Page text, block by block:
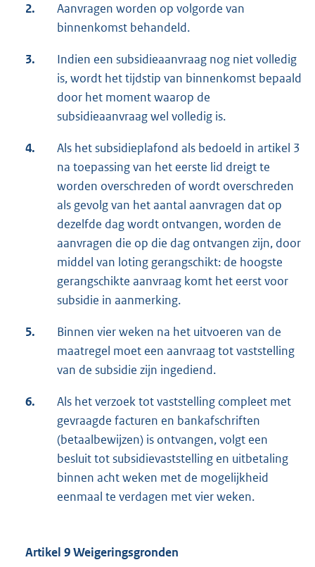
2.
Aanvragen worden op volgorde van
binnenkomst behandeld.
3.
Indien een subsidieaanvraag nog niet volledig
is, wordt het tijdstip van binnenkomst bepaald
door het moment waarop de
subsidieaanvraag wel volledig is.
4.
Als het subsidieplafond als bedoeld in artikel 3
na toepassing van het eerste lid dreigt te
worden overschreden of wordt overschreden
als gevolg van het aantal aanvragen dat op
dezelfde dag wordt ontvangen, worden de
aanvragen die op die dag ontvangen zijn, door
middel van loting gerangschikt: de hoogste
gerangschikte aanvraag komt het eerst voor
subsidie in aanmerking.
5.
Binnen vier weken na het uitvoeren van de
maatregel moet een aanvraag tot vaststelling
van de subsidie zijn ingediend.
6.
Als het verzoek tot vaststelling compleet met
gevraagde facturen en bankafschriften
(betaalbewijzen) is ontvangen, volgt een
besluit tot subsidievaststelling en uitbetaling
binnen acht weken met de mogelijkheid
eenmaal te verdagen met vier weken.
Artikel 9 Weigeringsgronden